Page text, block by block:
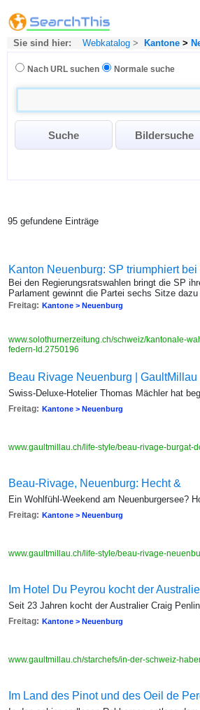
Sie sind hier: Webkatalog > Kantone >
Nach URL suchen Normale suche
95 gefundene Einträge
Kanton Neuenburg: SP triumphiert bei
Bei den Regierungsratswahlen bringt die SP
Parlament gewinnt die Partei sechs Sitze dazu
Freitag: Kantone > Neuenburg
www.solothurnerzeitung.ch/schweiz/kantonale-
federn-ld.2750196
Beau Rivage Neuenburg | GaultMillau
Swiss-Deluxe-Hotelier Thomas Mächler hat
Freitag: Kantone > Neuenburg
www.gaultmillau.ch/life-style/beau-rivage-burgat-
Beau-Rivage, Neuenburg: Hecht &
Ein Wohlfühl-Weekend am Neuenburgersee?
Freitag: Kantone > Neuenburg
www.gaultmillau.ch/life-style/beau-rivage-
Im Hotel Du Peyrou kocht der
Seit 23 Jahren kocht der Australier Craig
Freitag: Kantone > Neuenburg
www.gaultmillau.ch/starchefs/in-der-schweiz-
Im Land des Pinot und des Oeil de